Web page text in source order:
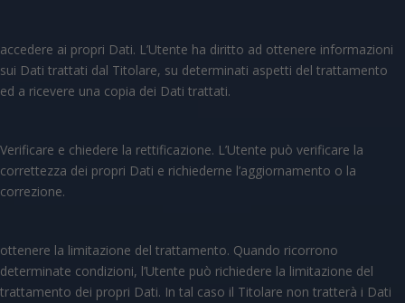
accedere ai propri Dati. L’Utente ha diritto ad ottenere informazioni
sui Dati trattati dal Titolare, su determinati aspetti del trattamento
ed a ricevere una copia dei Dati trattati.
Verificare e chiedere la rettificazione. L’Utente può verificare la
correttezza dei propri Dati e richiederne l’aggiornamento o la
correzione.
ottenere la limitazione del trattamento. Quando ricorrono
determinate condizioni, l’Utente può richiedere la limitazione del
trattamento dei propri Dati. In tal caso il Titolare non tratterà i Dati